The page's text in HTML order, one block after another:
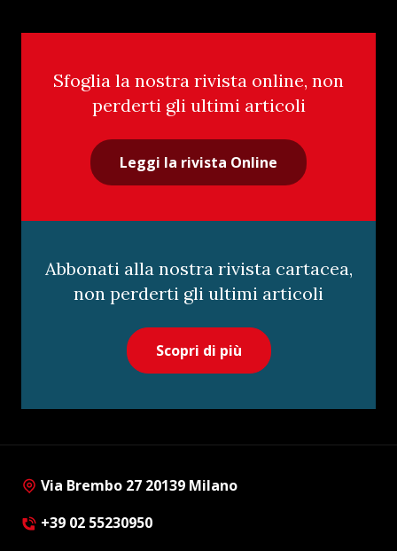
Sfoglia la nostra rivista online, non
perderti gli ultimi articoli
Leggi la rivista Online
Abbonati alla nostra rivista cartacea,
non perderti gli ultimi articoli
Scopri di più
Via Brembo 27 20139 Milano
+39 02 55230950